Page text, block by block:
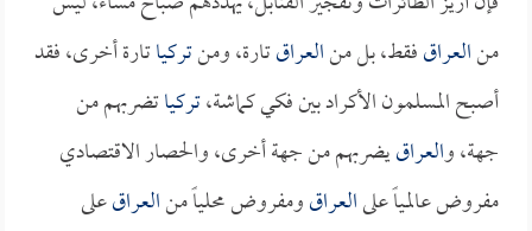
منالعراقفقط، بل منالعراقتارة، ومنتركياتارة أخرى، فقد
أصبح المسلمون الأكراد بين فكي كماشة،تركياتضربهم من
جهة، والعراقيضربهم من جهة أخرى، والحصار الاقتصادي
مفروض عالمياً علىالعراقومفروض محلياً منالعراقعلى